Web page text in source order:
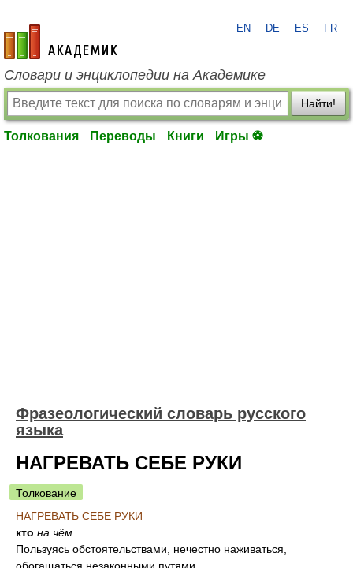
academic.ru
EN DE ES FR
Словари и энциклопедии на Академике
Найти!
Толкования Переводы Книги Игры ⚽
Фразеологический словарь русского
языка
НАГРЕВАТЬ СЕБЕ РУКИ
Толкование
НАГРЕВАТЬ СЕБЕ РУКИ
кто на чём
Пользуясь обстоятельствами, нечестно наживаться,